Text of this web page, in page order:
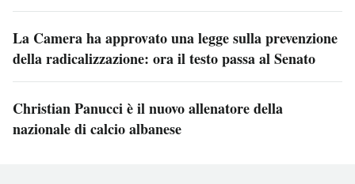
La Camera ha approvato una legge sulla prevenzione
della radicalizzazione: ora il testo passa al Senato
Christian Panucci è il nuovo allenatore della
nazionale di calcio albanese